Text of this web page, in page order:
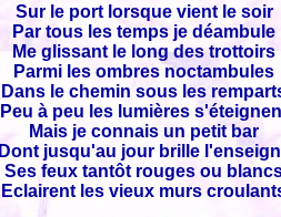
Sur le port lorsque vient le soir
Par tous les temps je déambule
Me glissant le long des trottoirs
Parmi les ombres noctambules
Dans le chemin sous les
Peu à peu les lumières
Mais je connais un petit bar
Dont jusqu'au jour brille
Ses feux tantôt rouges ou
Eclairent les vieux murs